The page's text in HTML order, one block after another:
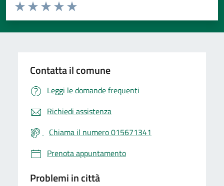
Valuta da 1 a 5 stelle la pagina
Valuta 5 stelle su 5
Valuta 4 stelle su 5
Valuta 3 stelle su 5
Valuta 2 stelle su 5
Valuta 1 stelle su 5
Contatta il comune
Leggi le domande frequenti
Richiedi assistenza
Chiama il numero 015671341
Prenota appuntamento
Problemi in città